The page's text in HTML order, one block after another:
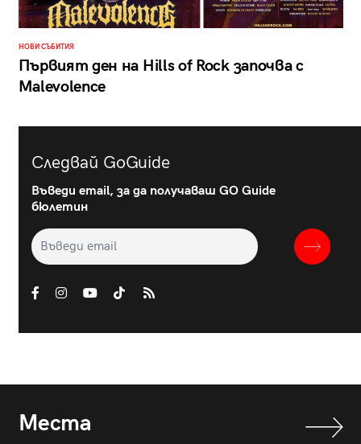
НОВИ СЪБИТИЯ
Първият ден на Hills of Rock започва с
Malevolence
Следвай GoGuide
Въведи email, за да получаваш GO Guide
бюлетин
Места